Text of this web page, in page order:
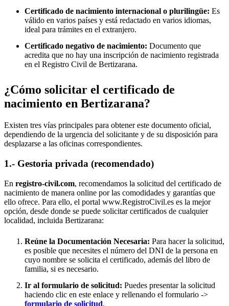
Certificado de nacimiento internacional o plurilingüe: Es
válido en varios países y está redactado en varios idiomas,
ideal para trámites en el extranjero.
Certificado negativo de nacimiento: Documento que
acredita que no hay una inscripción de nacimiento registrada
en el Registro Civil de Bertizarana.
¿Cómo solicitar el certificado de
nacimiento en Bertizarana?
Existen tres vías principales para obtener este documento oficial,
dependiendo de la urgencia del solicitante y de su disposición para
desplazarse a las oficinas correspondientes.
1.- Gestoria privada (recomendado)
En registro-civil.com, recomendamos la solicitud del certificado de
nacimiento de manera online por las comodidades y garantías que
ello ofrece. Para ello, el portal www.RegistroCivil.es es la mejor
opción, desde donde se puede solicitar certificados de cualquier
localidad, incluida Bertizarana:
Reúne la Documentación Necesaria: Para hacer la solicitud,
es posible que necesites el número del DNI de la persona en
cuyo nombre se solicita el certificado, además del libro de
familia, si es necesario.
Ir al formulario de solicitud: Puedes presentar la solicitud
haciendo clic en este enlace y rellenando el formulario ->
formulario de solicitud.